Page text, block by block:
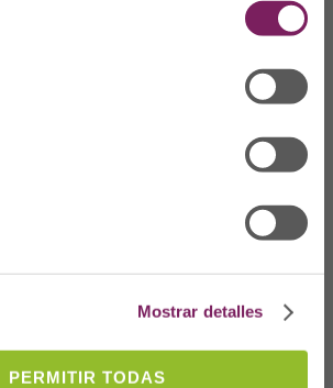
Mostrar detalles
PERMITIR TODAS